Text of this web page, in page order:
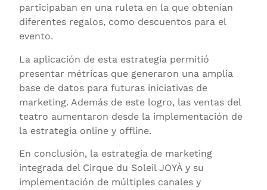
participaban en una ruleta en la que obtenían
diferentes regalos, como descuentos para el
evento.
La aplicación de esta estrategia permitió
presentar métricas que generaron una amplia
base de datos para futuras iniciativas de
marketing. Además de este logro, las ventas del
teatro aumentaron desde la implementación de
la estrategia online y offline.
En conclusión, la estrategia de marketing
integrada del Cirque du Soleil JOYÀ y su
implementación de múltiples canales y